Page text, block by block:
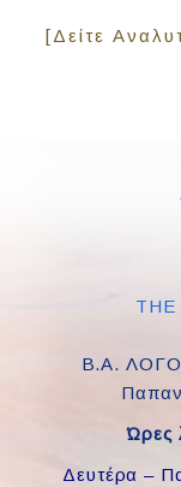
[Δείτε
THE
Β.Α.
Ώρες
Δευτέρα –